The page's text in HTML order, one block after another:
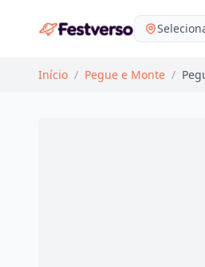
Início / Pegue e Monte /